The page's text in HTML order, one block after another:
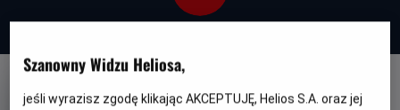
Szanowny Widzu Heliosa,
jeśli wyrazisz zgodę klikając AKCEPTUJĘ, Helios S.A. oraz jej